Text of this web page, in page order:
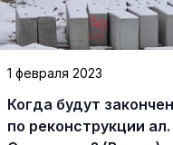
1 февраля 2023
Когда будут
по реконструкции ал.